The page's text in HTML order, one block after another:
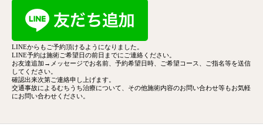
LINEからもご予約頂けるようになりました。
LINE予約は施術ご希望日の前日までにご連絡ください。
お友達追加→メッセージでお名前、予約希望日時、ご希望コース、
ご指名等を送信
してください。
確認出来次第ご連絡申し上げます。
交通事故によるむちうち治療について、その他施術内容のお問い合わせ等もお気軽
にお問い合わせください。